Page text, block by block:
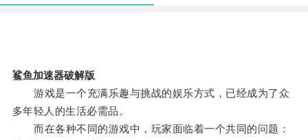
鲨鱼加速器破解版
游戏是一个充满乐趣与挑战的娱乐方式，已经成为了众
多年轻人的生活必需品。
而在各种不同的游戏中，玩家面临着一个共同的问题：